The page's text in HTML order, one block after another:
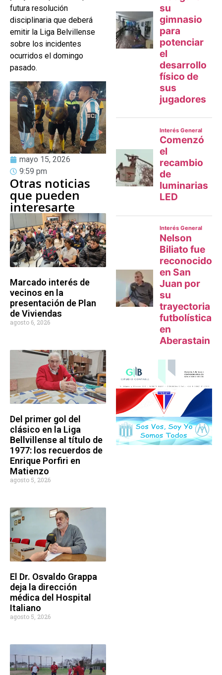
futura resolución
disciplinaria que deberá
emitir la Liga Belvillense
sobre los incidentes
ocurridos el domingo
pasado.
mayo 15, 2026
9:59 pm
Otras noticias
que pueden
interesarte
Marcado interés de
vecinos en la
presentación de Plan
de Viviendas
agosto 6, 2026
Del primer gol del
clásico en la Liga
Bellvillense al título de
1977: los recuerdos de
Enrique Porfiri en
Matienzo
agosto 5, 2026
El Dr. Osvaldo Grappa
deja la dirección
médica del Hospital
Italiano
agosto 5, 2026